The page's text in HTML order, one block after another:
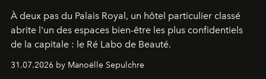
À deux pas du Palais Royal, un hôtel particulier classé
abrite l'un des espaces bien-être les plus confidentiels
de la capitale : le Ré Labo de Beauté.
31.07.2026 by Manoëlle Sepulchre